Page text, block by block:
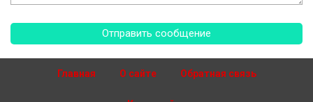
Главная О сайте Обратная связь